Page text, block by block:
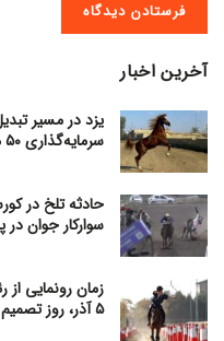
آخرین اخبار
یزد در مسیر
سرمایه‌گذاری ۵۰ میلیارد ریالی در اشکذر
حادثه تلخ در
سوارکار جوان
زمان رونمایی
۵ آذر، روز تصمیم نهایی